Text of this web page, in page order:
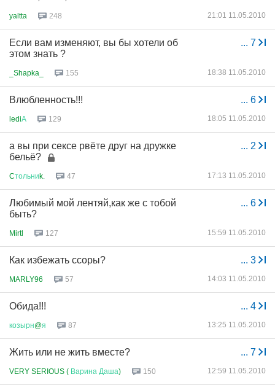
yaltta 248 21:01 11.05.2010
... 7
Если вам изменяют, вы бы хотели об
этом знать ?
_Shapka_ 155 18:38 11.05.2010
... 6
Влюбленность!!!
lediА 129 18:05 11.05.2010
... 2
а вы при сексе рвёте друг на дружке
бельё?
Cтольниk. 47 17:13 11.05.2010
... 6
Любимый мой лентяй,как же с тобой
быть?
Mirtl 127 15:59 11.05.2010
... 3
Как избежать ссоры?
MARLY96 57 14:03 11.05.2010
... 4
Обида!!!
козырн@я 87 13:25 11.05.2010
... 7
Жить или не жить вместе?
VERY SERIOUS ( Варина Даша) 150 12:59 11.05.2010